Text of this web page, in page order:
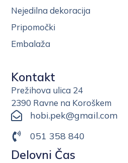
Nejedilna dekoracija
Pripomočki
Embalaža
Kontakt
Prežihova ulica 24
2390 Ravne na Koroškem
hobi.pek@gmail.com
051 358 840
Delovni Čas